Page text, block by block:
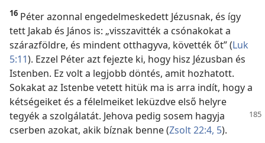
16 Péter azonnal engedelmeskedett Jézusnak, és így
tett Jakab és János is: „visszavitték a csónakokat a
szárazföldre, és mindent otthagyva, követték őt” (Luk
5:11). Ezzel Péter azt fejezte ki, hogy hisz Jézusban és
Istenben. Ez volt a legjobb döntés, amit hozhatott.
Sokakat az Istenbe vetett hitük ma is arra indít, hogy a
kétségeiket és a félelmeiket leküzdve első helyre
tegyéka szolgálatát. Jehova pedig sosem hagyja
cserben azokat, akik bíznak benne (Zsolt 22:4, 5).